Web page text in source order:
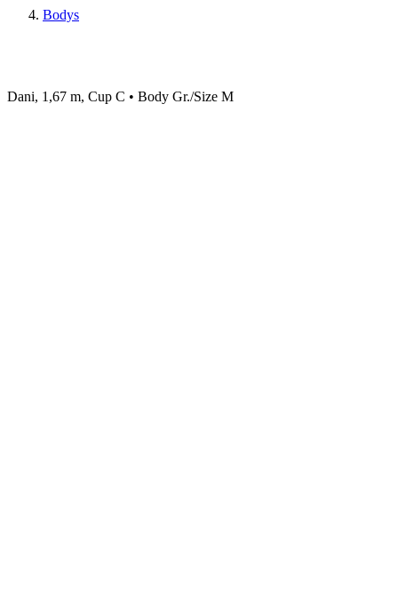
Bodys
Dani, 1,67 m, Cup C • Body Gr./Size M